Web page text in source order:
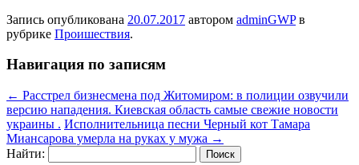
Запись опубликована 20.07.2017 автором adminGWPв
рубрике Проишествия.
Навигация по записям
← Расстрел бизнесмена под Житомиром: в полиции озвучили
версию нападения. Киевская область самые свежие новости
украины . Исполнительница песни Черный кот Тамара
Миансарова умерла на руках у мужа →
Найти: